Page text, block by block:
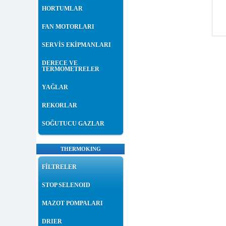
HORTUMLAR
FAN MOTORLARI
SERVİS EKİPMANLARI
DERECE VE
TERMOMETRELER
YAĞLAR
REKORLAR
SOĞUTUCU GAZLAR
THERMOKING
FİLTRELER
STOP SELENOID
MAZOT POMPALARI
DRIER